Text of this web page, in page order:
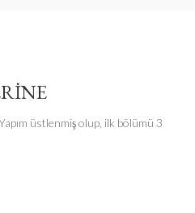
üstlenmiş olup, ilk bölümü 3